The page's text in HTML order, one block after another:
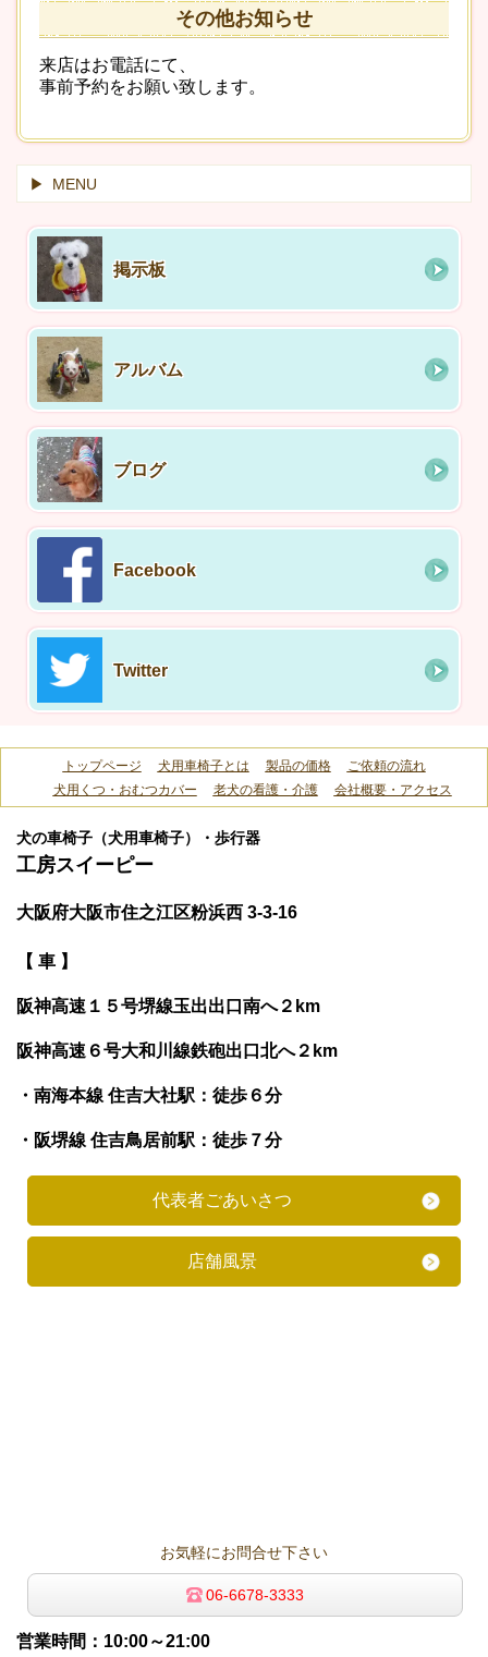
その他お知らせ
来店はお電話にて、
事前予約をお願い致します。
MENU
掲示板
アルバム
ブログ
Facebook
Twitter
トップページ 犬用車椅子とは 製品の価格
ご依頼の流れ
犬用くつ・おむつカバー
老犬の看護・介護 会社概要・アクセス
犬の車椅子（犬用車椅子）・歩行器
工房スイーピー
大阪府大阪市住之江区粉浜西 3-3-16
【 車 】
阪神高速１５号堺線玉出出口南へ２km
阪神高速６号大和川線鉄砲出口北へ２km
・南海本線 住吉大社駅：徒歩６分
・阪堺線 住吉鳥居前駅：徒歩７分
代表者ごあいさつ
店舗風景
お気軽にお問合せ下さい
06-6678-3333
営業時間：10:00～21:00